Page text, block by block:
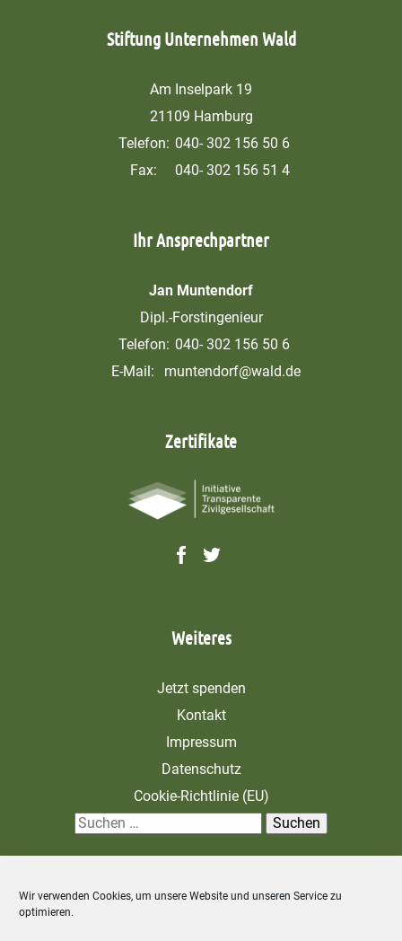
Wir verwenden Cookies, um unsere Website und unseren Service zu
optimieren.
Stiftung Unternehmen Wald
Am Inselpark 19
21109 Hamburg
Telefon: 040- 302 156 50 6
Fax:
040- 302 156 51 4
Ihr Ansprechpartner
Jan Muntendorf
Dipl.-Forstingenieur
Telefon: 040- 302 156 50 6
E-Mail:
muntendorf@wald.de
Zertifikate
Weiteres
Jetzt spenden
Kontakt
Impressum
Datenschutz
Cookie-Richtlinie (EU)
S
h